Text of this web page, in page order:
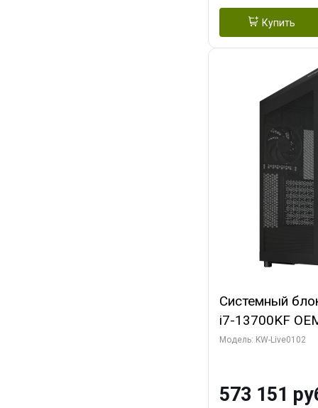
Купить
Системный
i7-13700KF
7, C16 8EC/
Turbo/ 960 ГБ
Модель: KW-Live0102
573 151